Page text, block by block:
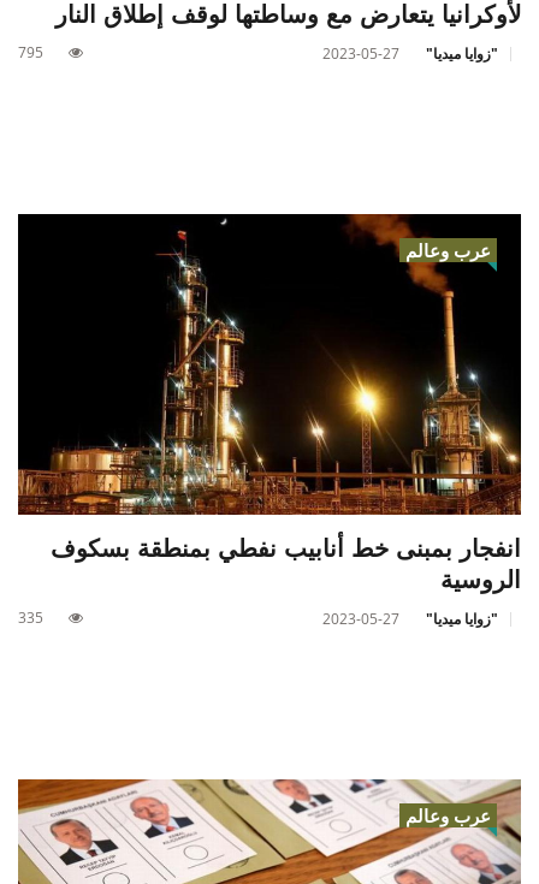
لأوكرانيا يتعارض مع وساطتها لوقف إطلاق النار
"زوايا ميديا" 2023-05-27
795
عرب وعالم
انفجار بمبنى خط أنابيب نفطي بمنطقة بسكوف
الروسية
"زوايا ميديا" 2023-05-27
335
عرب وعالم